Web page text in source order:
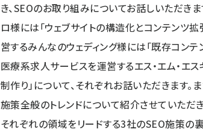
き、SEOのお取り組みについてお話しいただき
ロ様には「ウェブサイトの構造化とコンテンツ
営するみんなのウェディング様には「既存コン
医療系求人サービスを運営するエス・エム・エ
制作り」について、それぞれお話いただきます
施策全般のトレンドについて紹介させていただき
それぞれの領域をリードする3社のSEO施策の